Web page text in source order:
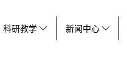
科研教学 新闻中心